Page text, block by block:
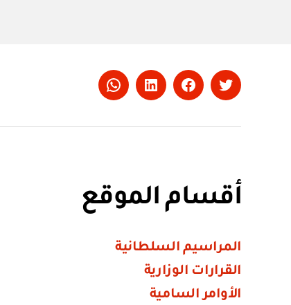
Twitter
Facebook
LinkedIn
Whatsapp
أقسام الموقع
المراسيم السلطانية
القرارات الوزارية
الأوامر السامية